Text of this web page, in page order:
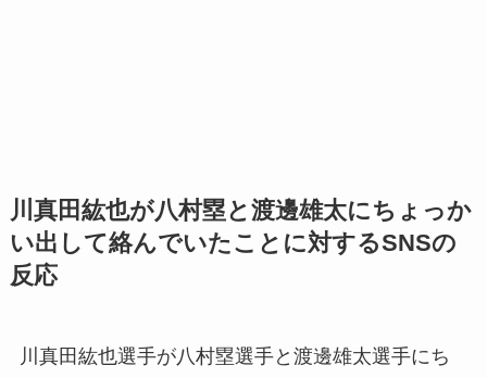
川真田紘也が八村塁と渡邊雄太にちょっか
い出して絡んでいたことに対するSNSの
反応
川真田紘也選手が八村塁選手と渡邊雄太選手にち